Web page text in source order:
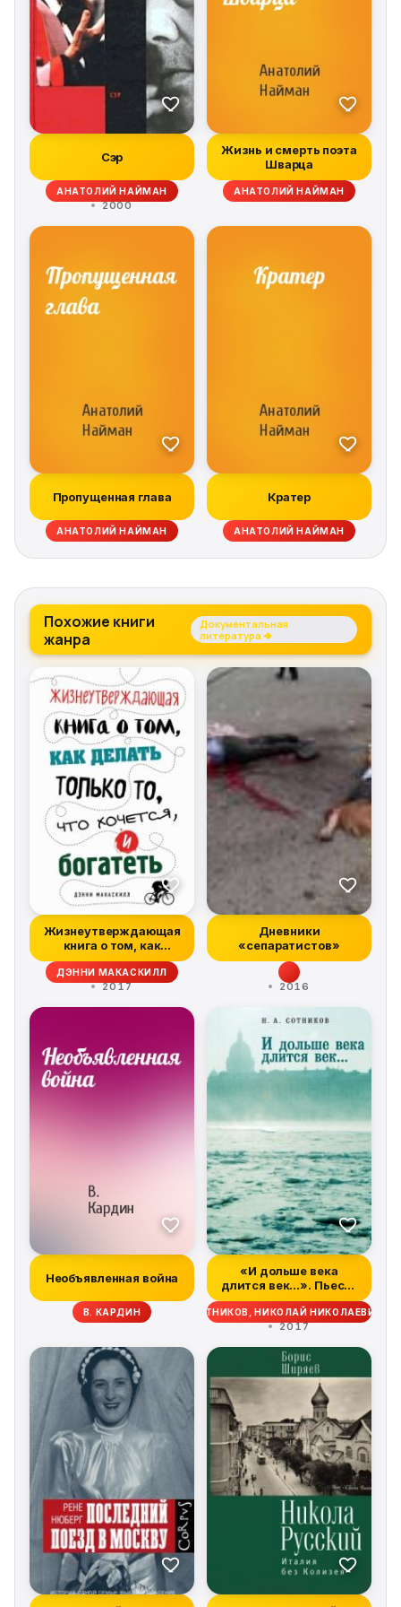
Сэр
АНАТОЛИЙ НАЙМАН
2000
Жизнь и смерть поэта
Шварца
АНАТОЛИЙ НАЙМАН
Пропущенная глава
АНАТОЛИЙ НАЙМАН
Кратер
АНАТОЛИЙ НАЙМАН
Похожие книги
жанра
Документальная
литература →
Жизнеутверждающая
книга о том, как
делать только т...
ДЭННИ МАКАСКИЛЛ
2017
Дневники
«сепаратистов»
2016
Необъявленная война
В. КАРДИН
«И дольше века
длится век…». Пьесы,
документальные...
НИКОЛАЙ СОТНИКОВ, НИКОЛАЙ НИКОЛАЕВИЧ
2017